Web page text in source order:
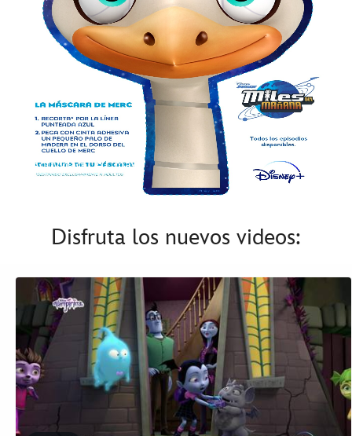
Actividad LAT mayo
Disfruta los nuevos videos: